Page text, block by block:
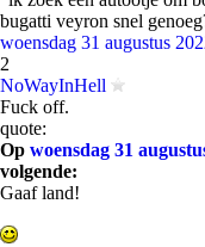
bugatti veyron snel
woensdag 31 augustus
2
NoWayInHell
Fuck off.
quote:
Op woensdag 31
volgende:
Gaaf land!